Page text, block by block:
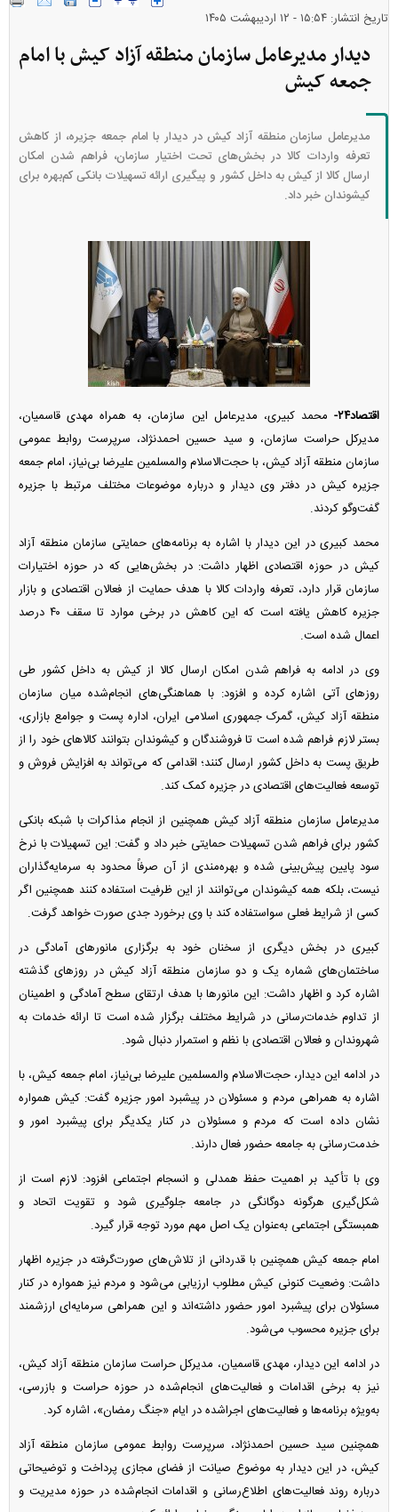
تاریخ انتشار: ۱۵:۵۴ - ۱۲ ارديبهشت ۱۴۰۵
دیدار مدیرعامل سازمان منطقه آزاد کیش با امام
جمعه کیش
مدیرعامل سازمان منطقه آزاد کیش در دیدار با امام جمعه جزیره، از کاهش
تعرفه واردات کالا در بخش‌های تحت اختیار سازمان، فراهم شدن امکان
ارسال کالا از کیش به داخل کشور و پیگیری ارائه تسهیلات بانکی کم‌بهره برای
کیشوندان خبر داد.
اقتصاد۲۴-
محمد کبیری، مدیرعامل این سازمان، به همراه مهدی قاسمیان،
مدیرکل حراست سازمان، و سید حسین احمدنژاد، سرپرست روابط عمومی
سازمان منطقه آزاد کیش، با حجت‌الاسلام والمسلمین علیرضا بی‌نیاز، امام جمعه
جزیره کیش در دفتر وی دیدار و درباره موضوعات مختلف مرتبط با جزیره
گفت‌و‌گو کردند.
محمد کبیری در این دیدار با اشاره به برنامه‌های حمایتی سازمان منطقه آزاد
کیش در حوزه اقتصادی اظهار داشت: در بخش‌هایی که در حوزه اختیارات
سازمان قرار دارد، تعرفه واردات کالا با هدف حمایت از فعالان اقتصادی و بازار
جزیره کاهش یافته است که این کاهش در برخی موارد تا سقف ۴۰ درصد
اعمال شده است.
وی در ادامه به فراهم شدن امکان ارسال کالا از کیش به داخل کشور طی
روز‌های آتی اشاره کرده و افزود: با هماهنگی‌های انجام‌شده میان سازمان
منطقه آزاد کیش، گمرک جمهوری اسلامی ایران، اداره پست و جوامع بازاری،
بستر لازم فراهم شده است تا فروشندگان و کیشوندان بتوانند کالا‌های خود را از
طریق پست به داخل کشور ارسال کنند؛ اقدامی که می‌تواند به افزایش فروش و
توسعه فعالیت‌های اقتصادی در جزیره کمک کند.
مدیرعامل سازمان منطقه آزاد کیش همچنین از انجام مذاکرات با شبکه بانکی
کشور برای فراهم شدن تسهیلات حمایتی خبر داد و گفت: این تسهیلات با نرخ
سود پایین پیش‌بینی شده و بهره‌مندی از آن صرفاً محدود به سرمایه‌گذاران
نیست، بلکه همه کیشوندان می‌توانند از این ظرفیت استفاده کنند همچنین اگر
کسی از شرایط فعلی سواستفاده کند با وی برخورد جدی صورت خواهد گرفت.
کبیری در بخش دیگری از سخنان خود به برگزاری مانور‌های آمادگی در
ساختمان‌های شماره یک و دو سازمان منطقه آزاد کیش در روز‌های گذشته
اشاره کرد و اظهار داشت: این مانور‌ها با هدف ارتقای سطح آمادگی و اطمینان
از تداوم خدمات‌رسانی در شرایط مختلف برگزار شده است تا ارائه خدمات به
شهروندان و فعالان اقتصادی با نظم و استمرار دنبال شود.
در ادامه این دیدار، حجت‌الاسلام والمسلمین علیرضا بی‌نیاز، امام جمعه کیش، با
اشاره به همراهی مردم و مسئولان در پیشبرد امور جزیره گفت: کیش همواره
نشان داده است که مردم و مسئولان در کنار یکدیگر برای پیشبرد امور و
خدمت‌رسانی به جامعه حضور فعال دارند.
وی با تأکید بر اهمیت حفظ همدلی و انسجام اجتماعی افزود: لازم است از
شکل‌گیری هرگونه دوگانگی در جامعه جلوگیری شود و تقویت اتحاد و
همبستگی اجتماعی به‌عنوان یک اصل مهم مورد توجه قرار گیرد.
امام جمعه کیش همچنین با قدردانی از تلاش‌های صورت‌گرفته در جزیره اظهار
داشت: وضعیت کنونی کیش مطلوب ارزیابی می‌شود و مردم نیز همواره در کنار
مسئولان برای پیشبرد امور حضور داشته‌اند و این همراهی سرمایه‌ای ارزشمند
برای جزیره محسوب می‌شود.
در ادامه این دیدار، مهدی قاسمیان، مدیرکل حراست سازمان منطقه آزاد کیش،
نیز به برخی اقدامات و فعالیت‌های انجام‌شده در حوزه حراست و بازرسی،
به‌ویژه برنامه‌ها و فعالیت‌های اجراشده در ایام «جنگ رمضان»، اشاره کرد.
همچنین سید حسین احمدنژاد، سرپرست روابط عمومی سازمان منطقه آزاد
کیش، در این دیدار به موضوع صیانت از فضای مجازی پرداخت و توضیحاتی
درباره روند فعالیت‌های اطلاع‌رسانی و اقدامات انجام‌شده در حوزه مدیریت و